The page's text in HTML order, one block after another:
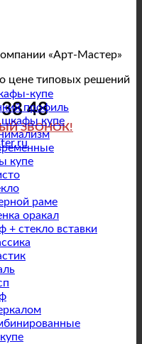
«Арт-Мастер»
цене типовых решений
48
ЗВОНОК!
купе
профиль
шкафы купе
купе
раме
оракал
стекло вставки